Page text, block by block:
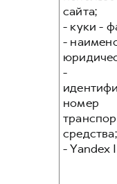
сайта;
- куки -
-
-
номер
средства;
- Yandex